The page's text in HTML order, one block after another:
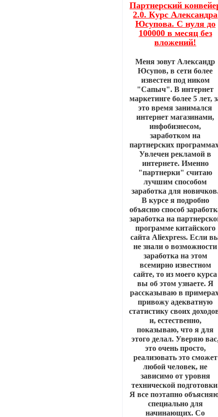
Партнерский
2.0. Курс Александра
Юсупова. С нуля до
100000 в месяц без
вложений!
Меня зовут Александр
Юсупов, в сети более
известен под ником
"Сапыч". В интернет
маркетинге более 5 лет,
это время занимался
интернет магазинами,
инфобизнесом,
заработком на
партнерских
Увлечен рекламой в
интернете. Именно
"партнерки" считаю
лучшим способом
заработка для
В курсе я подробно
объясню способ
заработка на
программе китайского
сайта Aliexpress. Если
не знали о возможности
заработка на этом
всемирно известном
сайте, то из моего курса
вы об этом узнаете. Я
рассказываю в
привожу адекватную
статистику своих
и, естественно,
показываю, что я для
этого делал. Уверяю
это очень просто,
реализовать это сможет
любой человек, не
зависимо от уровня
технической
Я все поэтапно
специально для
начинающих. Со